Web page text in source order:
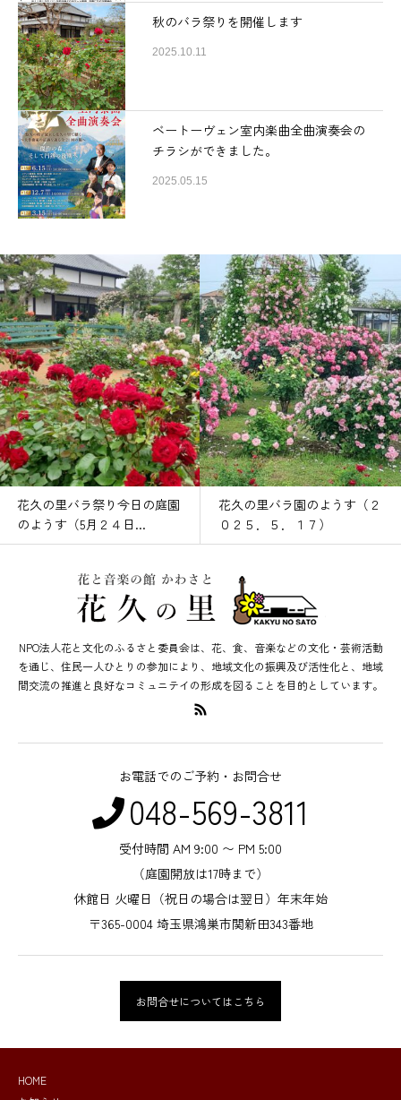
秋のバラ祭りを開催します
2025.10.11
ベートーヴェン室内楽曲全曲演奏会の
チラシができました。
2025.05.15
花久の里バラ祭り今日の庭園
のようす（5月２４日...
花久の里バラ園のようす（２
０２５．５．１７）
NPO法人花と文化のふるさと委員会は、花、食、音楽などの文化・芸術活動
を通じ、住民一人ひとりの参加により、地域文化の振興及び活性化と、地域
間交流の推進と良好なコミュニテイの形成を図ることを目的としています。
お電話でのご予約・お問合せ
048-569-3811
受付時間 AM 9:00 〜 PM 5:00
（庭園開放は17時まで）
休館日 火曜日（祝日の場合は翌日）年末年始
〒365-0004 埼玉県鴻巣市関新田343番地
お問合せについてはこちら
HOME